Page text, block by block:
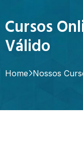
Cursos
Válido
Home Nossos